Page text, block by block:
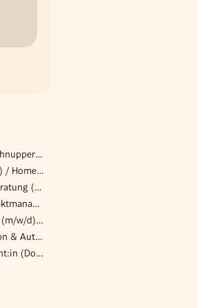
Berufspraktische Tage & Schnuppertage für Schüler:innen
Bilanzbuchhalter:in (m/w/d) / Home Office, flexible Arbeitszeiten & eigenverantwortliches Arbeiten
Berufsanwärter*in Steuerberatung (m/w/d) - wertschätzendes Team & echte Entwicklungsperspektive
Pflegepädagog*in mit Projektmanagementkompetenz
Sommerjob Eventlogistiker (m/w/d) für die Spätschicht bei den Opernfestspiele in St. Margarethen
Ingenieur Anlagenintegration & Automatisierungstechnik (w/m/d)
Wissenschaftliche:r Assistent:in (Doktorand:in) im Bereich Volkswirtschaftslehre 50 % (m/w/d)